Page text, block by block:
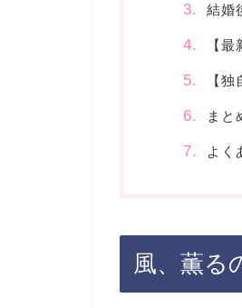
結婚
【
【
まと
よく
風、薫る